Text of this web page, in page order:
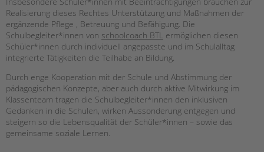
Zertfikatskurse
Seminarkalender
Seminarräume
STADTTEILARBEIT
PROFIL | LEITBILD
Bereiche im Überblick
Kinder- und Jugendschutz
Realisierung dieses Rechtes Unterstützung und Maßnahmen der
ergänzende Pflege , Betreuung und Befähigung. Die
Schulbegleiter*innen von schoolcoach BTL ermöglichen diesen
Schüler*innen durch individuell angepasste und im Schulalltag
integrierte Tätigkeiten die Teilhabe an Bildung.
Durch enge Kooperation mit der Schule und Abstimmung der
pädagogischen Konzepte, aber auch durch aktive Mitwirkung im
Klassenteam tragen die Schulbegleiter*innen den inklusiven
Gedanken in die Schulen, wirken Aussonderung entgegen und
steigern so die Lebensqualität der Schüler*innen – sowie das
gemeinsame soziale Lernen.